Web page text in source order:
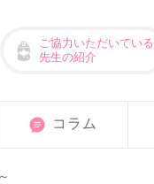
ご協力いただいている
先生の紹介
コラム